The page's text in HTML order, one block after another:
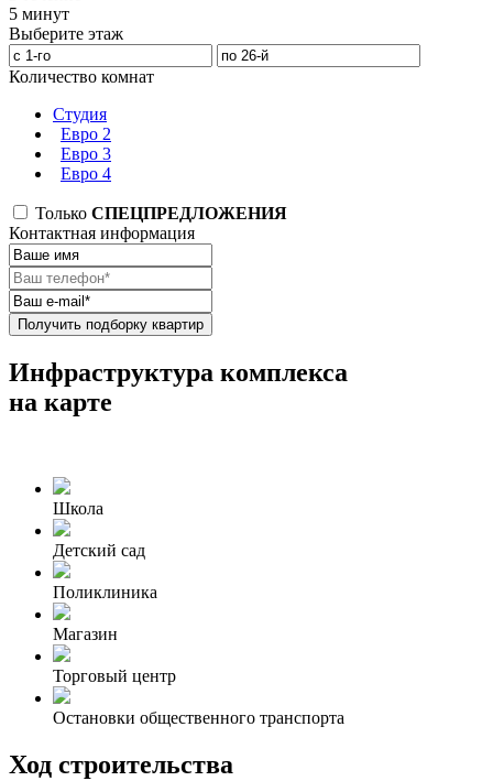
5 минут
Выберите этаж
Количество комнат
Студия
Евро 2
Евро 3
Евро 4
Только СПЕЦПРЕДЛОЖЕНИЯ
Контактная информация
Получить подборку квартир
Инфраструктура комплекса
на карте
Школа
Детский сад
Поликлиника
Магазин
Торговый центр
Остановки общественного транспорта
Ход строительства